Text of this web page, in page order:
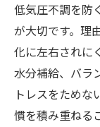
低気圧不調を防
が大切です。理
化に左右されに
水分補給、バラ
トレスをためな
慣を積み重ねる